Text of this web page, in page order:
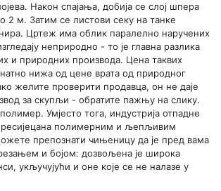
Након спајања, добија се слој шпера
2 м. Затим се листови секу на танке
Цртеж има облик паралелно наручених
неприродно - то је главна разлика
и природних производа. Цена таквих
нижа од цене врата од природног
желите проверити продавца, он не даје
за скупљи - обратите пажњу на слику.
Умјесто тога, индустрија отпадне
полимерним и љепљивим
препознати чињеницу да је пред вама
и бојом: дозвољена је широка
укључујући и оне које се не налазе у